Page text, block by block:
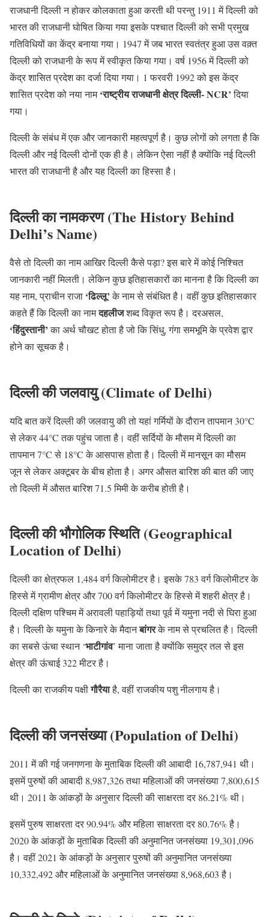
राजधानी दिल्ली न होकर कोलकाता हुआ करती थी परन्तु 1911 में दिल्ली को
भारत की राजधानी घोषित किया गया इसके पश्चात दिल्ली को सभी प्रमुख
गतिविधियों का केंद्र बनाया गया। 1947 में जब भारत स्वतंत्र हुआ उस वक़्त
दिल्ली को राजधानी के रूप में स्वीकृत किया गया। वर्ष 1956 में दिल्ली को
केंद्र शासित प्रदेश का दर्जा दिया गया। 1 फरवरी 1992 को इस केंद्र
शासित प्रदेश को नया नाम‘राष्ट्रीय राजधानी क्षेत्र दिल्ली- NCR’दिया
गया।
दिल्ली के संबंध में एक और जानकारी महत्वपूर्ण है। कुछ लोगों को लगता है कि
दिल्ली और नई दिल्ली दोनों एक ही है। लेकिन ऐसा नहीं है क्योंकि नई दिल्ली
भारत की राजधानी है और यह दिल्ली का हिस्सा है।
दिल्ली का नामकरण (The History Behind
Delhi’s Name)
वैसे तो दिल्ली का नाम आखिर दिल्ली कैसे पड़ा? इस बारे में कोई निश्चित
जानकारी नहीं मिलती। लेकिन कुछ इतिहासकारों का मानना है कि दिल्ली का
यह नाम, प्राचीन राजा ‘ढिल्लू’के नाम से संबंधित है। वहीं कुछ इतिहासकार
कहते हैं कि दिल्ली का नामदहलीजशब्द विकृत रूप है। दरअसल,
‘हिंदुस्तानी’का अर्थ चौखट होता है जो कि सिंधु, गंगा समभूमि के प्रवेश द्वार
होने का सूचक है।
दिल्ली की जलवायु (Climate of Delhi)
यदि बात करें दिल्ली की जलवायु की तो यहां गर्मियों के दौरान तापमान 30°C
से लेकर 44°C तक पहुंच जाता है। वहीं सर्दियों के मौसम में दिल्ली का
तापमान 7°C से 18°C के आसपास होता है। दिल्ली में मानसून का मौसम
जून से लेकर अक्टूबर के बीच होता है। अगर औसत बारिश की बात की जाए
तो दिल्ली में औसत बारिश 71.5 मिमी के करीब होती है।
दिल्ली की भौगोलिक स्थिति (Geographical
Location of Delhi)
दिल्ली का क्षेत्रफल 1,484 वर्ग किलोमीटर है। इसके 783 वर्ग किलोमीटर के
हिस्से में ग्रामीण क्षेत्र और 700 वर्ग किलोमीटर के हिस्से में शहरी क्षेत्र है।
दिल्ली दक्षिण पश्चिम में अरावली पहाड़ियों तथा पूर्व में यमुना नदी से घिरा हुआ
है। दिल्ली के यमुना के किनारे के मैदानबांगरके नाम से प्रचलित है। दिल्ली
का सबसे ऊंचा स्थान ‘भाटीगांव’ माना जाता है क्योंकि समुद्र तल से इस
क्षेत्र की ऊंचाई 322 मीटर है।
दिल्ली का राजकीय पक्षीगौरैयाहै, वहीं राजकीय पशु नीलगाय है।
दिल्ली की जनसंख्या (Population of Delhi)
2011 में की गई जनगणना के मुताबिक दिल्ली की आबादी 16,787,941 थी।
इसमें पुरुषों की आबादी 8,987,326 तथा महिलाओं की जनसंख्या 7,800,615
थी। 2011 के आंकड़ों के अनुसार दिल्ली की साक्षरता दर 86.21% थी।
इसमें पुरुष साक्षरता दर 90.94% और महिला साक्षरता दर 80.76% है।
2020 के आंकड़ों के मुताबिक दिल्ली की अनुमानित जनसंख्या 19,301,096
है। वहीं 2021 के आंकड़ों के अनुसार पुरुषों की अनुमानित जनसंख्या
10,332,492 और महिलाओं के अनुमानित जनसंख्या 8,968,603 है।